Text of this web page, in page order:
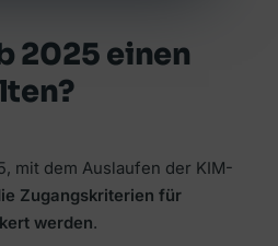
2025 einen
mit dem Auslaufen der KIM-
Zugangskriterien für
werden.